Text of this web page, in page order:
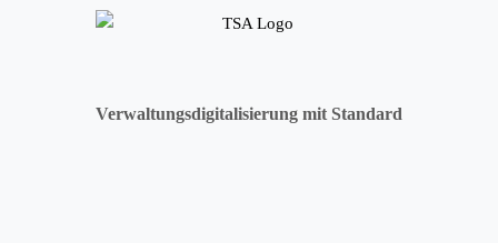
Verwaltungsdigitalisierung mit Standard